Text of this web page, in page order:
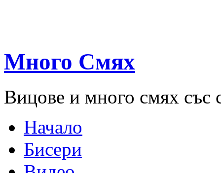
Много Смях
Вицове и много смях със
Начало
Бисери